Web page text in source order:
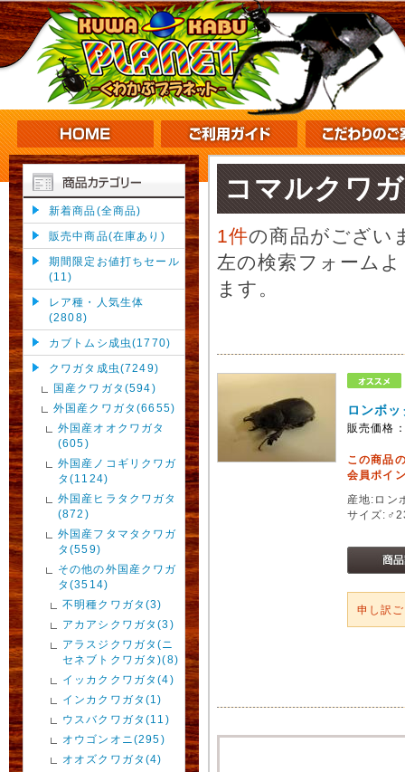
新着商品(全商品)
販売中商品(在庫あり)
期間限定お値打ちセール
(11)
レア種・人気生体
(2808)
カブトムシ成虫(1770)
クワガタ成虫(7249)
国産クワガタ(594)
外国産クワガタ(6655)
外国産オオクワガタ
(605)
外国産ノコギリクワガ
タ(1124)
外国産ヒラタクワガタ
(872)
外国産フタマタクワガ
タ(559)
その他の外国産クワガ
タ(3514)
不明種クワガタ(3)
アカアシクワガタ(3)
アラスジクワガタ(ニ
セネブトクワガタ)(8)
イッカククワガタ(4)
インカクワガタ(1)
ウスバクワガタ(11)
オウゴンオニ(295)
オオズクワガタ(4)
コマルクワ
1件の商品がござい
左の検索フォーム
ます。
ロンボ
販売価格
この商品
会員ポイ
産地:ロン
サイズ
申し訳